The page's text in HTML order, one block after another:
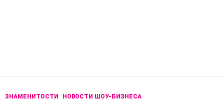
ЗНАМЕНИТОСТИ НОВОСТИ ШОУ-БИЗНЕСА